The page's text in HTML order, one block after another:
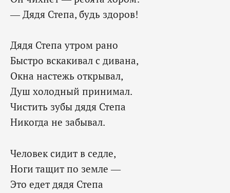
— Дядя Степа, будь здоров!
Дядя Степа утром рано
Быстро вскакивал с дивана,
Окна настежь открывал,
Душ холодный принимал.
Чистить зубы дядя Степа
Никогда не забывал.
Человек сидит в седле,
Ноги тащит по земле —
Это едет дядя Степа